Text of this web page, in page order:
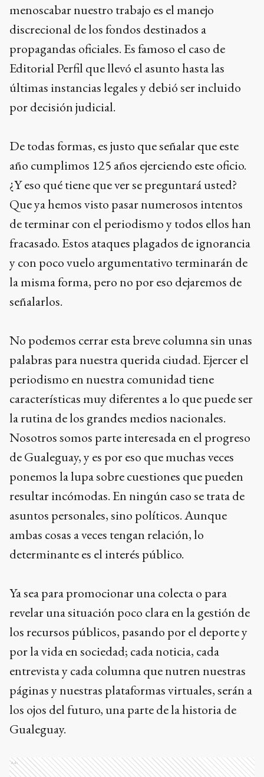
menoscabar nuestro trabajo es el manejo
discrecional de los fondos destinados a
propagandas oficiales. Es famoso el caso de
Editorial Perfil que llevó el asunto hasta las
últimas instancias legales y debió ser incluido
por decisión judicial.
De todas formas, es justo que señalar que este
año cumplimos 125 años ejerciendo este oficio.
¿Y eso qué tiene que ver se preguntará usted?
Que ya hemos visto pasar numerosos intentos
de terminar con el periodismo y todos ellos han
fracasado. Estos ataques plagados de ignorancia
y con poco vuelo argumentativo terminarán de
la misma forma, pero no por eso dejaremos de
señalarlos.
No podemos cerrar esta breve columna sin unas
palabras para nuestra querida ciudad. Ejercer el
periodismo en nuestra comunidad tiene
características muy diferentes a lo que puede ser
la rutina de los grandes medios nacionales.
Nosotros somos parte interesada en el progreso
de Gualeguay, y es por eso que muchas veces
ponemos la lupa sobre cuestiones que pueden
resultar incómodas. En ningún caso se trata de
asuntos personales, sino políticos. Aunque
ambas cosas a veces tengan relación, lo
determinante es el interés público.
Ya sea para promocionar una colecta o para
revelar una situación poco clara en la gestión de
los recursos públicos, pasando por el deporte y
por la vida en sociedad; cada noticia, cada
entrevista y cada columna que nutren nuestras
páginas y nuestras plataformas virtuales, serán a
los ojos del futuro, una parte de la historia de
Gualeguay.
Ads